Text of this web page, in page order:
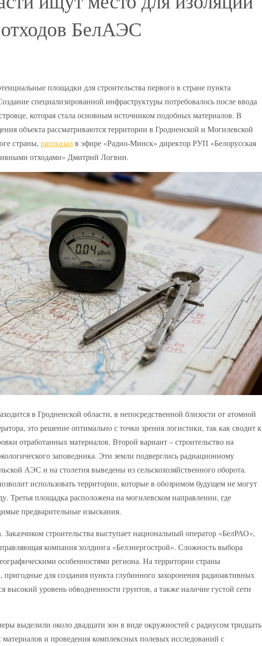
БелАЭС
площадки для строительства первого в стране пункта
специализированной инфраструктуры потребовалось после ввода
которая стала основным источником подобных материалов. В
объекта рассматриваются территории в Гродненской и Могилевской
страны, рассказалв эфире «Радио-Минск» директор РУП «Белорусская
отходами» Дмитрий Логвин.
в Гродненской области, в непосредственной близости от атомной
это решение оптимально с точки зрения логистики, так как сводит к
отработанных материалов. Второй вариант – строительство на
заповедника. Эти земли подверглись радиационному
АЭС и на столетия выведены из сельскохозяйственного оборота.
использовать территории, которые в обозримом будущем не могут
Третья площадка расположена на могилевском направлении, где
предварительные изыскания.
Заказчиком строительства выступает национальный оператор «БелРАО»,
компания холдинга «Белэнергострой». Сложность выбора
особенностями региона. На территории страны
для создания пункта глубинного захоронения радиоактивных
уровень обводненности грунтов, а также наличие густой сети
выделили около двадцати зон в виде окружностей с радиусом тридцать
и проведения комплексных полевых исследований с